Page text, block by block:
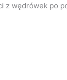
z wędrówek po